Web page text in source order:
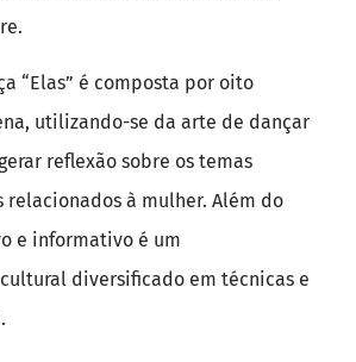
“Elas” é composta por oito
utilizando-se da arte de dançar
reflexão sobre os temas
relacionados à mulher. Além do
e informativo é um
diversificado em técnicas e